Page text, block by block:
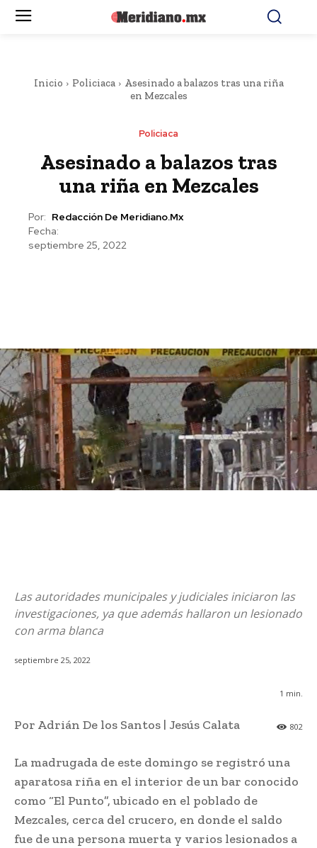
Inicio Policiaca
Asesinado a balazos tras una riña
en Mezcales
Policiaca
Asesinado a balazos tras
una riña en Mezcales
Por: Redacción De Meridiano.mx
Fecha:
septiembre 25, 2022
Las autoridades municipales y judiciales iniciaron las
investigaciones, ya que además hallaron un lesionado
con arma blanca
septiembre 25, 2022
1 min.
802
Por Adrián De los Santos | Jesús Calata
La madrugada de este domingo se registró una
aparatosa riña en el interior de un bar conocido
como “El Punto”, ubicado en el poblado de
Mezcales, cerca del crucero, en donde el saldo
fue de una persona muerta y varios lesionados a